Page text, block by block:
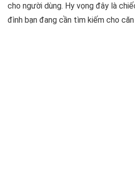
cho người dùng. Hy vọng đây là
đình bạn đang cần tìm kiếm cho